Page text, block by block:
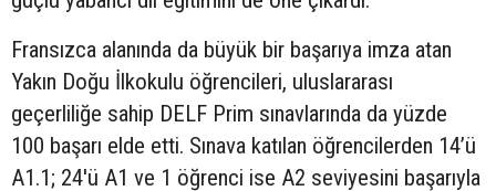
Fransızca alanında da büyük bir başarıya imza atan
Yakın Doğu İlkokulu öğrencileri, uluslararası
geçerliliğe sahip DELF Prim sınavlarında da yüzde
100 başarı elde etti. Sınava katılan öğrencilerden 14’ü
A1.1; 24'ü A1 ve 1 öğrenci ise A2 seviyesini başarıyla